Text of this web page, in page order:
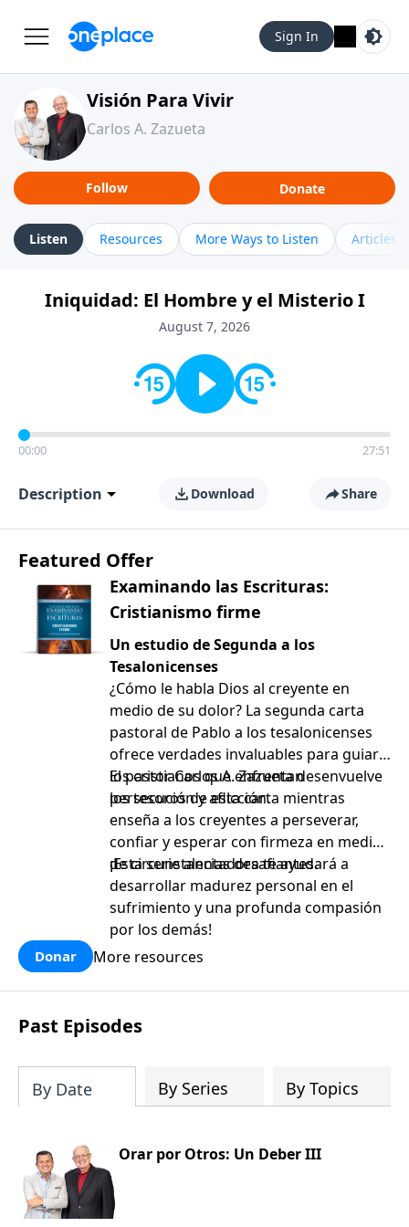
Sign In
Visión Para Vivir
Carlos A. Zazueta
Follow Donate
Listen Resources More Ways to Listen Articles
Iniquidad: El Hombre y el Misterio I
August 7, 2026
00:00 27:51
Description Download Share
Featured Offer
Examinando las Escrituras:
Cristianismo firme
Un estudio de Segunda a los
Tesalonicenses
¿Cómo le habla Dios al creyente en
medio de su dolor? La segunda carta
pastoral de Pablo a los tesalonicenses
ofrece verdades invaluables para guiar a
los cristianos que enfrentan
persecución y aflicción.
El pastor Carlos A. Zazueta desenvuelve
los tesoros de esta carta mientras
enseña a los creyentes a perseverar,
confiar y esperar con firmeza en medio
de circunstancias desafiantes.
¡Esta serie alentadora te ayudará a
desarrollar madurez personal en el
sufrimiento y una profunda compasión
por los demás!
Donar More resources
Past Episodes
By Date By Series By Topics
Orar por Otros: Un Deber III